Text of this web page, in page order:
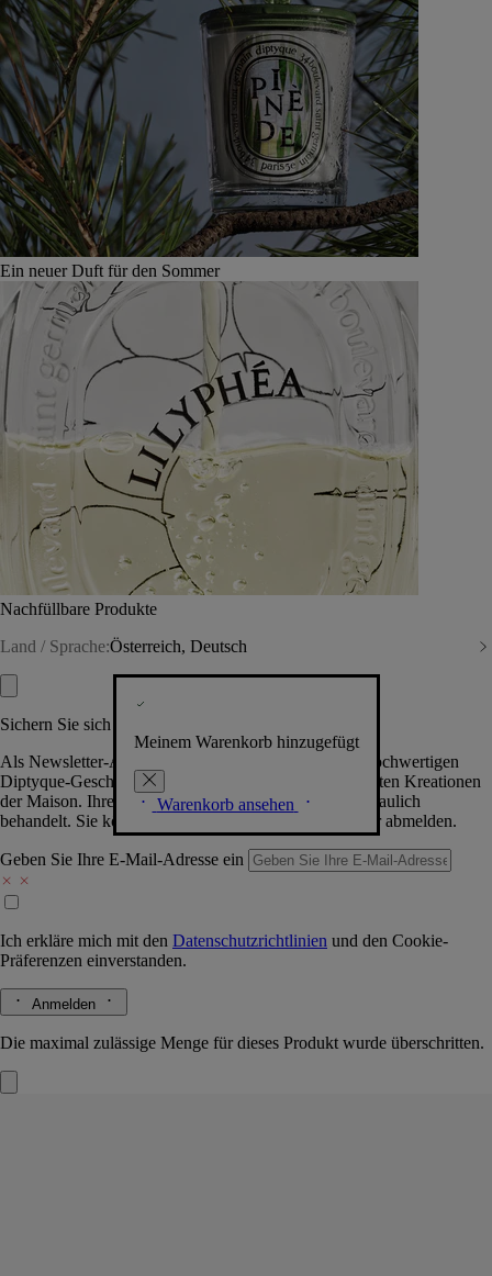
Ein neuer Duft für den Sommer
Nachfüllbare Produkte
Land / Sprache:Österreich, Deutsch
Meinem Warenkorb hinzugefügt
Warenkorb ansehen
Sichern Sie sich exklusive Vorteile
Als Newsletter-Abonnent.in erhalten Sie Zugang zu hochwertigen
Diptyque-Geschenken, Events & News über die neuesten Kreationen
der Maison. Ihre Daten werden selbstverständlich vertraulich
behandelt. Sie können sich jederzeit problemlos wieder abmelden.
Geben Sie Ihre E-Mail-Adresse ein
Ich erkläre mich mit den Datenschutzrichtlinien und den Cookie-
Präferenzen einverstanden.
Anmelden
Die maximal zulässige Menge für dieses Produkt wurde überschritten.